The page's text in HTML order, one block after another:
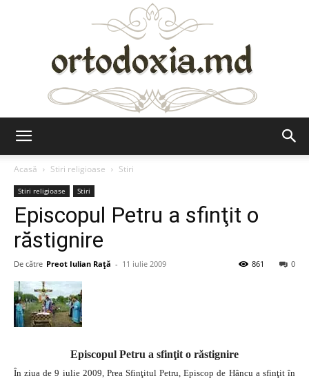
Acasă
Stiri religioase Stiri
Stiri religioase Stiri
Episcopul Petru a sfinţit o
răstignire
De către Preot Iulian Raţă - 11 iulie 2009 0
861
Episcopul Petru a sfinţit o răstignire
În ziua de 9 iulie 2009, Prea Sfinţitul Petru, Episcop de Hâncu a sfinţit în